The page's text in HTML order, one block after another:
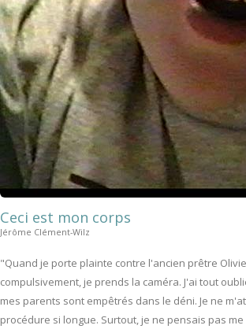
Ceci est mon corps
Jérôme Clément-Wilz
"Quand je porte plainte contre l'ancien prêtre
compulsivement, je prends la caméra. J'ai tout
mes parents sont empêtrés dans le déni. Je ne
procédure si longue. Surtout, je ne pensais pas